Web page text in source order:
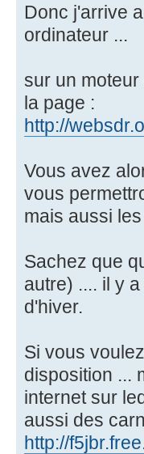
Donc j'arrive
ordinateur ...
sur un
la page :
http://
Vous avez
vous
mais aussi
Sachez que
autre) .... il y
d'hiver.
Si vous
disposition ...
internet sur
aussi des
http://